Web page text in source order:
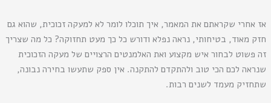
אז אחרי שקראתם את המאמר, איך תוכלו לומר לא למעקה זכוכית, שהוא גם
חזק מאוד, בטיחותי, נראה נפלא ודורש כל כך מעט תחזוקה? כל מה שצריך
זה פשוט לבחור איש מקצוע ואת האלמנטים הרצויים של מעקה הזכוכית
שנראה לכם הכי טוב ולהתקדם להתקנה. אין ספק שתעשו בחירה נבונה,
שתחזיק מעמד לשנים רבות.